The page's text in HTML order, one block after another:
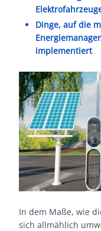
Dinge, auf die
implementiert
In dem Maße, wie
sich allmählich